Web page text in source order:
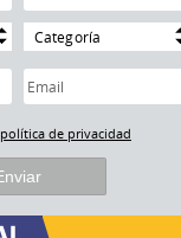
Categoría
política de privacidad